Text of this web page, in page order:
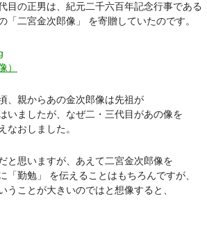
の正男は、紀元二千六百年記念行事である
二宮金次郎像」 を寄贈していたのです。
）
、親からあの金次郎像は先祖が
いましたが、なぜ二・三代目があの像を
なおしました。
思いますが、あえて二宮金次郎像を
勤勉」 を伝えることはもちろんですが、
ことが大きいのではと想像すると、